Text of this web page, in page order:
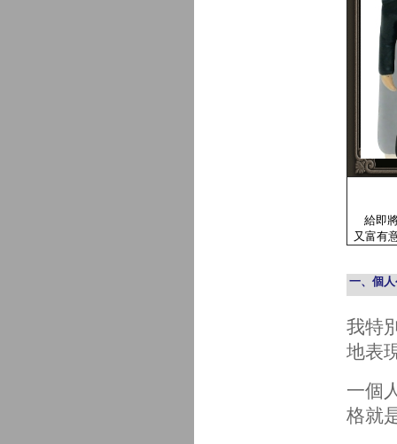
給即
又富有
一、 個
我特
地表
一個
格就